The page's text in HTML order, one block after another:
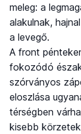
meleg: a
alakulnak,
a levegő.
A front
fokozódó
szórványos
eloszlása
térségben
kisebb